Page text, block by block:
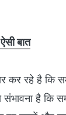
बात
कर रहे है कि
संभावना है कि